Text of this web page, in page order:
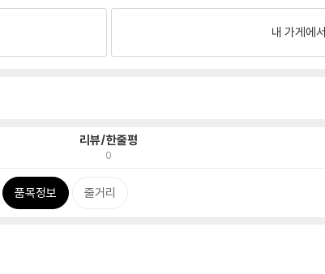
내 가게에
리뷰/한줄평
0
품목정보 줄거리